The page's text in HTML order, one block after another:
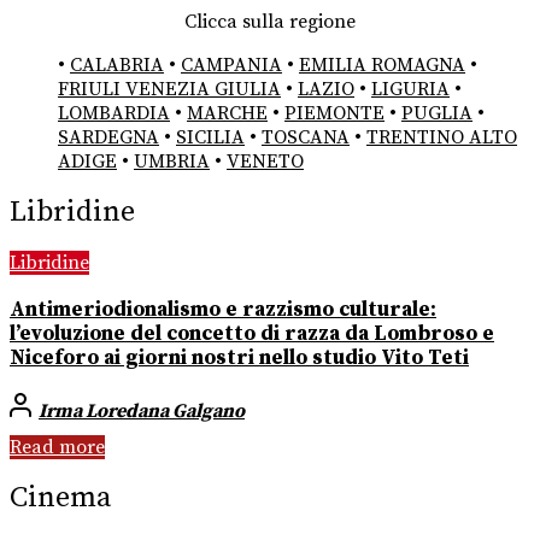
Clicca sulla regione
• CALABRIA • CAMPANIA • EMILIA ROMAGNA •
FRIULI VENEZIA GIULIA • LAZIO • LIGURIA •
LOMBARDIA • MARCHE • PIEMONTE • PUGLIA •
SARDEGNA • SICILIA • TOSCANA • TRENTINO ALTO
ADIGE • UMBRIA • VENETO
Libridine
Libridine
Antimeriodionalismo e razzismo culturale:
l’evoluzione del concetto di razza da Lombroso e
Niceforo ai giorni nostri nello studio Vito Teti
Irma Loredana Galgano
Read more
Cinema